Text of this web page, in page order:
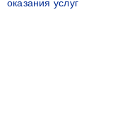
оказания услуг